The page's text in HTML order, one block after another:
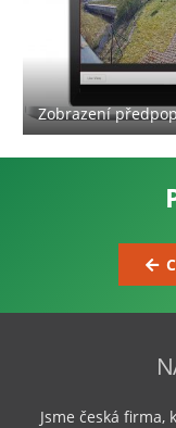
Zobrazení
Jsme česká